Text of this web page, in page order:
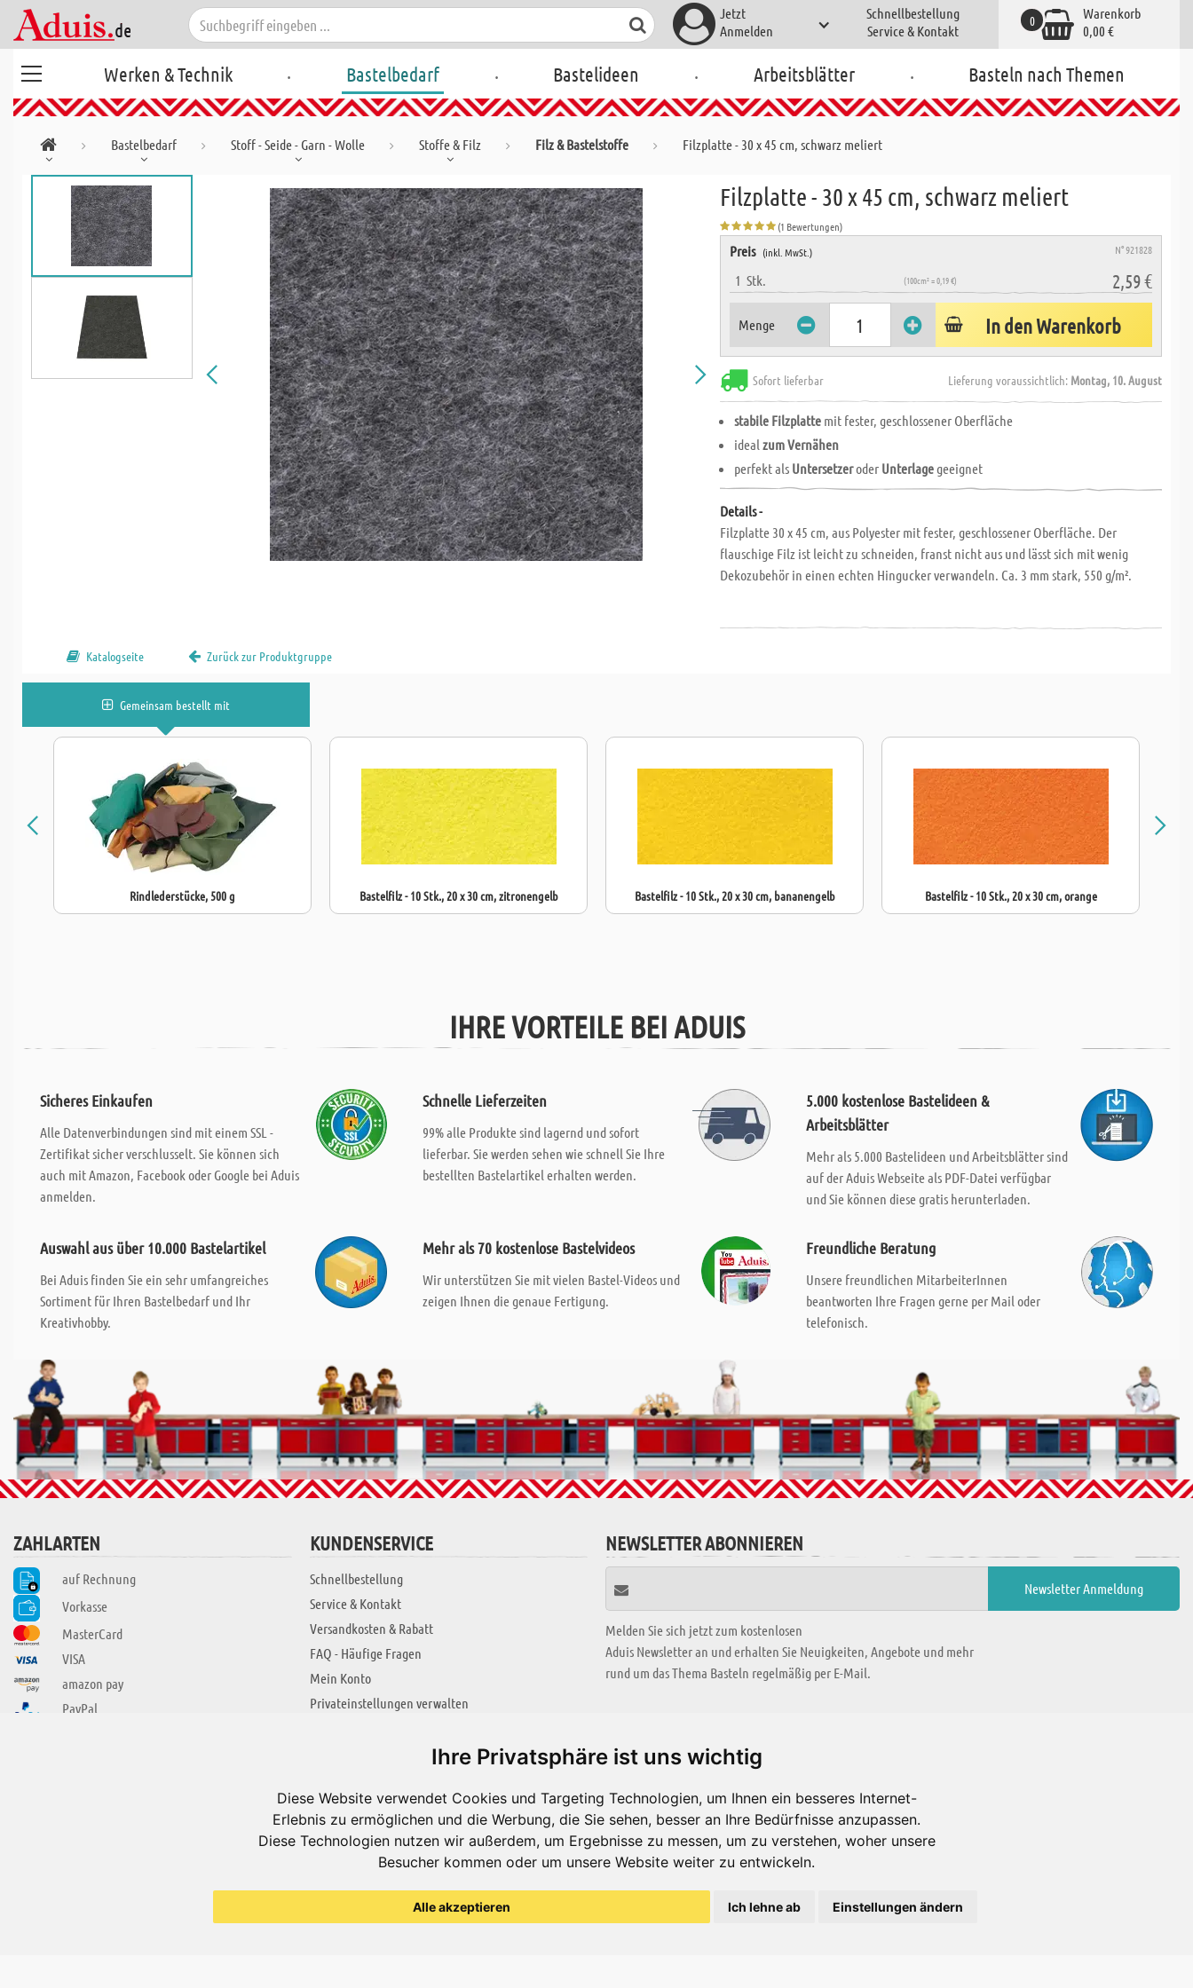
Ihre Privatsphäre ist uns wichtig
Diese Website verwendet Cookies und Targeting Technologien, um Ihnen ein besseres Internet-
Erlebnis zu ermöglichen und die Werbung, die Sie sehen, besser an Ihre Bedürfnisse anzupassen.
Diese Technologien nutzen wir außerdem, um Ergebnisse zu messen, um zu verstehen, woher unsere
Besucher kommen oder um unsere Website weiter zu entwickeln.
Alle akzeptieren Ich lehne ab Einstellungen ändern
Jetzt
Anmelden
Schnellbestellung
Service & Kontakt
Warenkorb
0,00 €
0
Werken & Technik . Bastelbedarf . Bastelideen . Arbeitsblätter . Basteln nach Themen
Bastelbedarf Stoff - Seide - Garn - Wolle Stoffe & Filz Filz & Bastelstoffe Filzplatte - 30 x 45 cm, schwarz meliert
Filzplatte - 30 x 45 cm, schwarz meliert
(1 Bewertungen)
Preis (inkl. MwSt.) N° 921828
1Stk. (100cm² = 0,19 €) 2,59 €
Menge In den Warenkorb
Sofort lieferbar Lieferung voraussichtlich: Montag, 10. August
stabile Filzplatte mit fester, geschlossener Oberfläche
idealzum Vernähen
perfekt als Untersetzeroder Unterlagegeeignet
Details -
Filzplatte 30 x 45 cm, aus Polyester mit fester, geschlossener Oberfläche. Der
flauschige Filz ist leicht zu schneiden, franst nicht aus und lässt sich mit wenig
Dekozubehör in einen echten Hingucker verwandeln. Ca. 3 mm stark, 550 g/m².
Katalogseite Zurück zur Produktgruppe
Gemeinsam bestellt mit
Rindlederstücke, 500 g Bastelfilz - 10 Stk., 20 x 30 cm, zitronengelb Bastelfilz - 10 Stk., 20 x 30 cm, bananengelb Bastelfilz - 10 Stk., 20 x 30 cm, orange
IHRE VORTEILE BEI ADUIS
Sicheres Einkaufen
Alle Datenverbindungen sind mit einem SSL -
Zertifikat sicher verschlusselt. Sie können sich
auch mit Amazon, Facebook oder Google bei Aduis
anmelden.
Schnelle Lieferzeiten
99% alle Produkte sind lagernd und sofort
lieferbar. Sie werden sehen wie schnell Sie Ihre
bestellten Bastelartikel erhalten werden.
5.000 kostenlose Bastelideen &
Arbeitsblätter
Mehr als 5.000 Bastelideen und Arbeitsblätter sind
auf der Aduis Webseite als PDF-Datei verfügbar
und Sie können diese gratis herunterladen.
Auswahl aus über 10.000 Bastelartikel
Bei Aduis finden Sie ein sehr umfangreiches
Sortiment für Ihren Bastelbedarf und Ihr
Kreativhobby.
Mehr als 70 kostenlose Bastelvideos
Wir unterstützen Sie mit vielen Bastel-Videos und
zeigen Ihnen die genaue Fertigung.
Freundliche Beratung
Unsere freundlichen MitarbeiterInnen
beantworten Ihre Fragen gerne per Mail oder
telefonisch.
ZAHLARTEN
auf Rechnung
Vorkasse
MasterCard
VISA
amazon pay
PayPal
KUNDENSERVICE
Schnellbestellung
Service & Kontakt
Versandkosten & Rabatt
FAQ - Häufige Fragen
Mein Konto
Privateinstellungen verwalten
NEWSLETTER ABONNIEREN
Melden Sie sich jetzt zum kostenlosen
Aduis Newsletter an und erhalten Sie Neuigkeiten, Angebote und mehr
rund um das Thema Basteln regelmäßig per E-Mail.
Jobs
Impressum
Datenschutzerklärung
KREATIV ZONE
Alle Videos
Bastelideen
Arbeitsblätter
Es gibt uns auch in